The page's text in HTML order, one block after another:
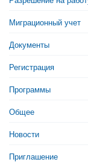
Миграционный учет
Документы
Регистрация
Программы
Общее
Новости
Приглашение